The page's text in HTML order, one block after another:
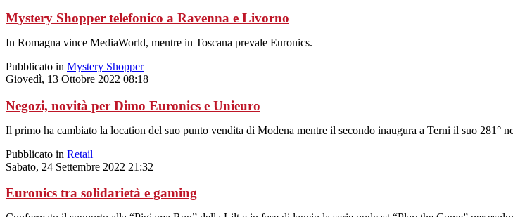
Mystery Shopper telefonico a Ravenna e Livorno
In Romagna vince MediaWorld, mentre in Toscana prevale Euronics.
Pubblicato in Mystery Shopper
Giovedì, 13 Ottobre 2022 08:18
Negozi, novità per Dimo Euronics e Unieuro
Il primo ha cambiato la location del suo punto vendita di Modena mentre il secondo inaugura a Terni il suo 281°
Pubblicato in Retail
Sabato, 24 Settembre 2022 21:32
Euronics tra solidarietà e gaming